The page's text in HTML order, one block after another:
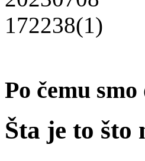
Po čemu
Šta je to što